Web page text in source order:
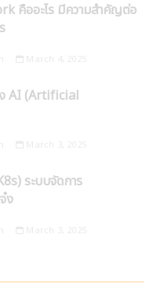
คืออะไร มีความสำคัญต่อ
AI (Artificial
ระบบจัดการ
ง